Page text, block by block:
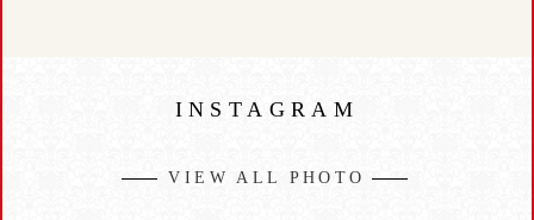
INSTAGRAM
VIEW ALL PHOTO